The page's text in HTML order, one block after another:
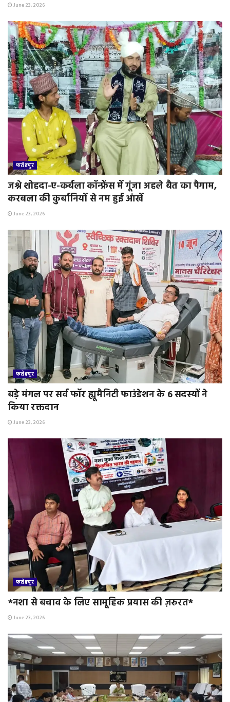
June 23, 2026
फतेहपुर
जश्ने शोहदा-ए-कर्बला कॉन्फ्रेंस में गूंजा अहले बैत का पैगाम,
करबला की कुर्बानियों से नम हुई आंखें
June 23, 2026
फतेहपुर
बड़े मंगल पर सर्व फॉर ह्यूमैनिटी फाउंडेशन के 6 सदस्यों ने
किया रक्तदान
June 23, 2026
फतेहपुर
*नशा से बचाव के लिए सामूहिक प्रयास की ज़रुरत*
June 23, 2026